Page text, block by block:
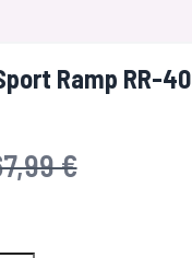
Ramp RR-40
€